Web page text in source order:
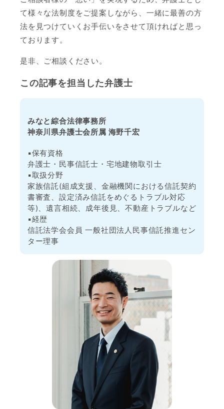
て様々な法制度をご提案しながら、一緒に最善の方
法を見つけていくお手伝いをさせて頂ければと思っ
ております。
是非、ご相談ください。
この記事を担当した弁護士
みなと綜合法律事務所
神奈川県弁護士会所属 海野千宏
▪️保有資格
弁護士・民事信託士・宅地建物取引士
▪️取扱分野
家族信託(組成支援、金融機関における信託契約
書審査、設定済み信託をめぐるトラブル対応
等)、遺言相続、成年後見、不動産トラブルなど
▪️経歴
信託法学会会員 一般社団法人民事信託推進セン
ター理事